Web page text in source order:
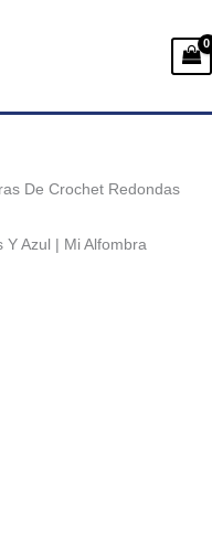
De Crochet Redondas
Y Azul | Mi Alfombra